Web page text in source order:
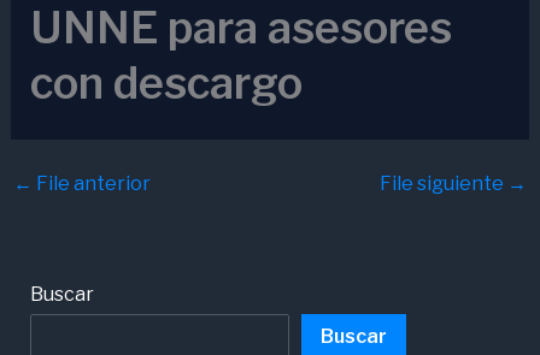
UNNE para asesores
con descargo
← File anterior File siguiente →
Buscar
Buscar